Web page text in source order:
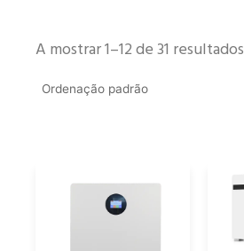
A mostrar 1–12 de 31 resultados